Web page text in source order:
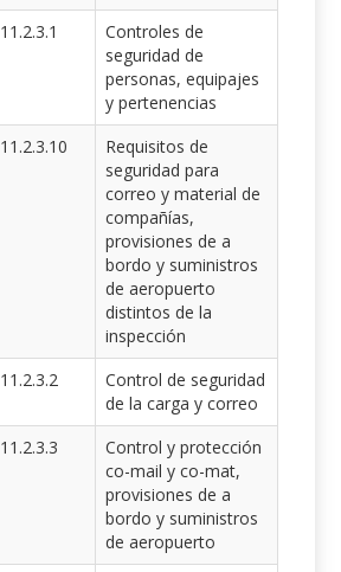
11.2.3.1
Controles de
seguridad de
personas, equipajes
y pertenencias
11.2.3.10
Requisitos de
seguridad para
correo y material de
compañías,
provisiones de a
bordo y suministros
de aeropuerto
distintos de la
inspección
11.2.3.2
Control de seguridad
de la carga y correo
11.2.3.3
Control y protección
co-mail y co-mat,
provisiones de a
bordo y suministros
de aeropuerto